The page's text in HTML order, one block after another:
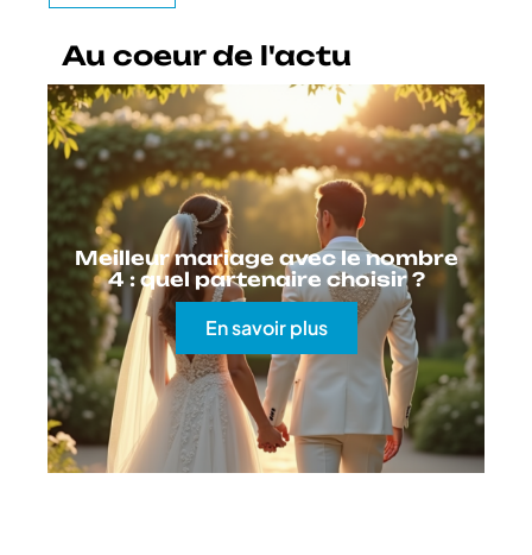
Au coeur de l'actu
Meilleur mariage avec le nombre
4 : quel partenaire choisir ?
En savoir plus